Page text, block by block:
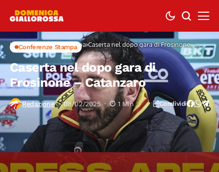
Home Conferenze Stampa Caserta nel dopo gara di Frosinone –
Catanzaro
Conferenze Stampa
Caserta nel dopo gara di
Frosinone – Catanzaro
Redazione 08/02/2025 1 Min Condividi